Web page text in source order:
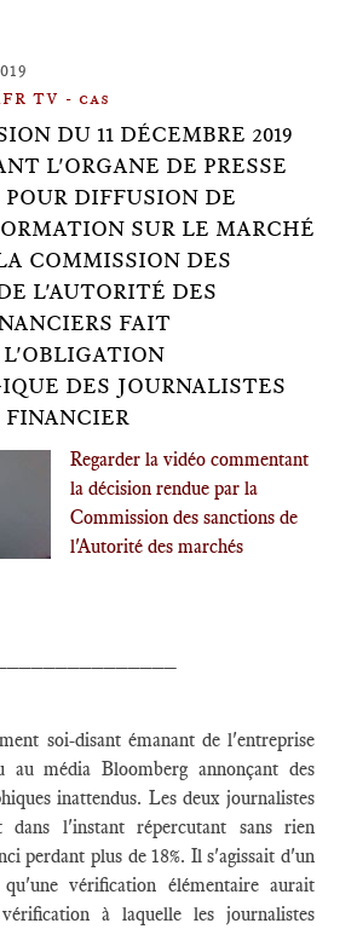
TV - cas
DU 11 DÉCEMBRE 2019
L'ORGANE DE PRESSE
POUR DIFFUSION DE
SUR LE MARCHÉ
COMMISSION DES
L'AUTORITÉ DES
FAIT
L'OBLIGATION
DES JOURNALISTES
Regarder la vidéo commentant
la décision rendue par la
Commission des sanctions de
l'Autorité des marchés
soi-disant émanant de l'entreprise
au média Bloomberg annonçant des
inattendus. Les deux journalistes
l'instant répercutant sans rien
perdant plus de 18%. Il s'agissait d'un
vérification élémentaire aurait
à laquelle les journalistes